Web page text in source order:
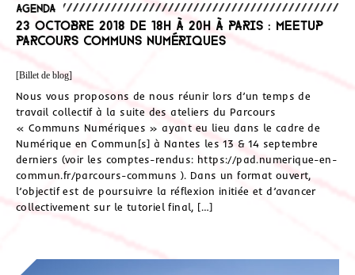
Agenda
23 octobre 2018 de 18h à 20h à Paris : MeetUp
Parcours Communs Numériques
[Billet de blog]
Nous vous proposons de nous réunir lors d’un temps de
travail collectif à la suite des ateliers du Parcours
« Communs Numériques » ayant eu lieu dans le cadre de
Numérique en Commun[s] à Nantes les 13 & 14 septembre
derniers (voir les comptes-rendus: https://pad.numerique-en-
commun.fr/parcours-communs ). Dans un format ouvert,
l’objectif est de poursuivre la réflexion initiée et d’avancer
collectivement sur le tutoriel final, […]